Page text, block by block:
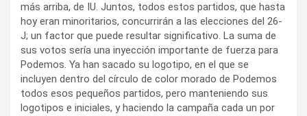
más arriba, de IU. Juntos, todos estos partidos, que hasta
hoy eran minoritarios, concurrirán a las elecciones del 26-
J; un factor que puede resultar significativo. La suma de
sus votos sería una inyección importante de fuerza para
Podemos. Ya han sacado su logotipo, en el que se
incluyen dentro del círculo de color morado de Podemos
todos esos pequeños partidos, pero manteniendo sus
logotipos e iniciales, y haciendo la campaña cada un por